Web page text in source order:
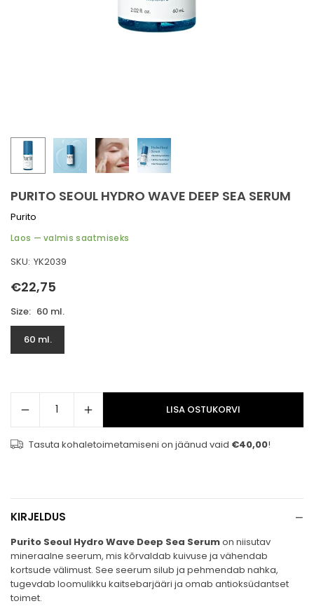
PURITO SEOUL HYDRO WAVE DEEP SEA SERUM
Purito
Laos — valmis saatmiseks
SKU: YK2039
Tavahind
€22,75
Size: 60 ml.
60 ml.
LISA OSTUKORVI
Tasuta kohaletoimetamiseni on jäänud vaid €40,00!
KIRJELDUS −
Purito Seoul Hydro Wave Deep Sea Serumon niisutav
mineraalne seerum, mis kõrvaldab kuivuse ja vähendab
kortsude välimust. See seerum silub ja pehmendab nahka,
tugevdab loomulikku kaitsebarjääri ja omab antioksüdantset
toimet.